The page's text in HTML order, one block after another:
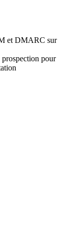
et DMARC sur
prospection pour